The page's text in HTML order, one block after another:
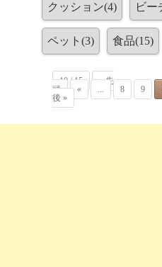
クッション(4) ビー
ペット(3) 食品(15)
10 / 15
« 先
頭
« ... 8 9
後 »